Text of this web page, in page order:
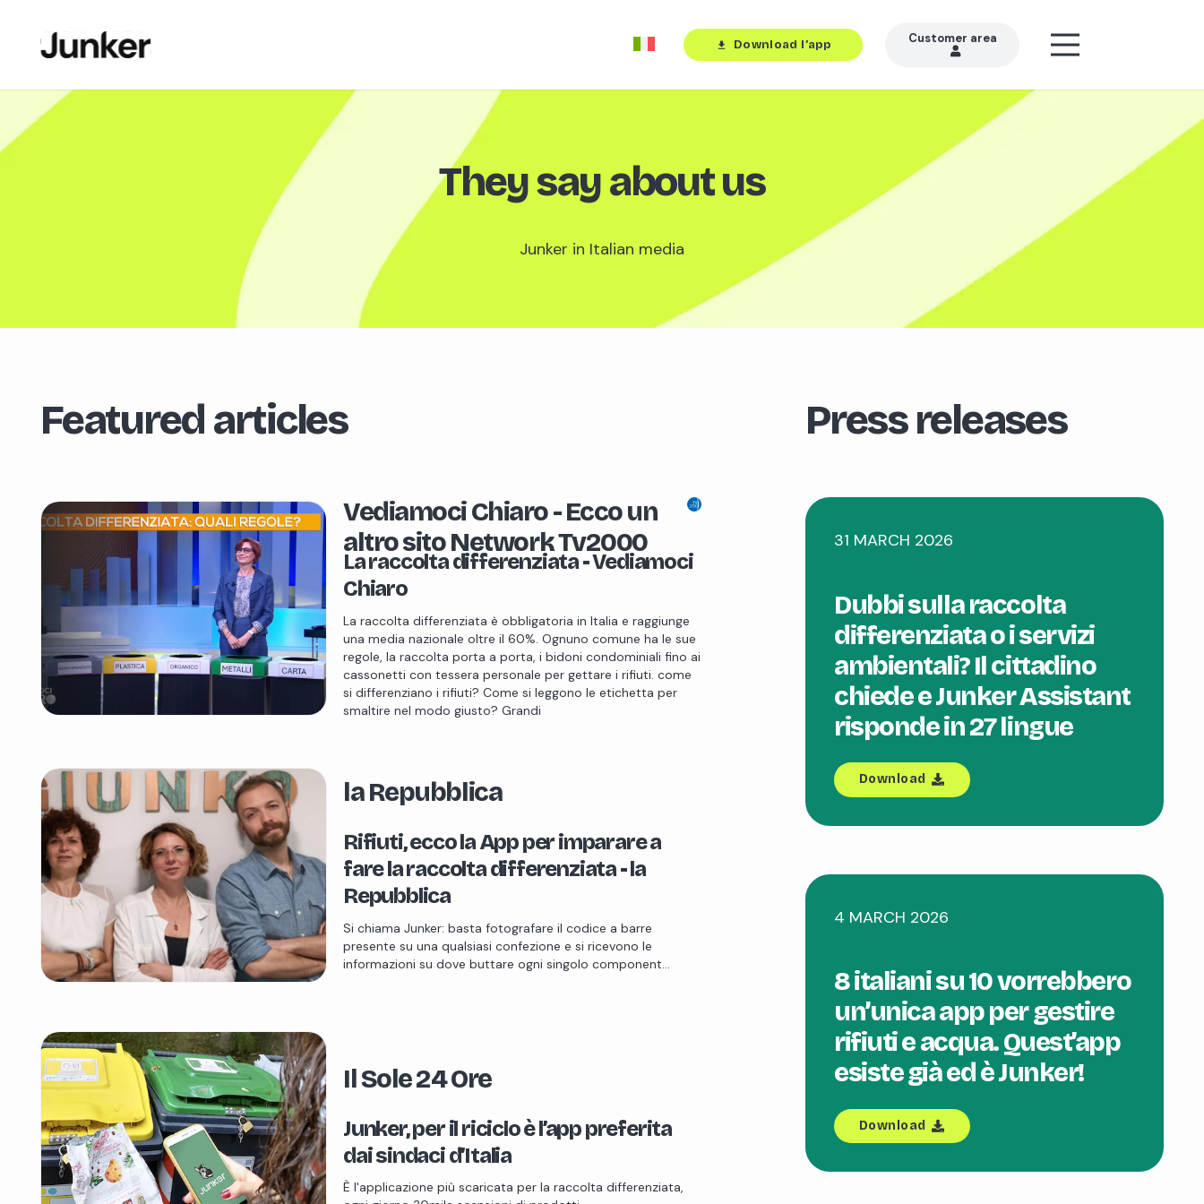
download Download l’app Customer area
They say about us
Junker in Italian media
Featured articles
Vediamoci Chiaro - Ecco un
altro sito Network Tv2000
La raccolta differenziata - Vediamoci
Chiaro
La raccolta differenziata è obbligatoria in Italia e raggiunge
una media nazionale oltre il 60%. Ognuno comune ha le sue
regole, la raccolta porta a porta, i bidoni condominiali fino ai
cassonetti con tessera personale per gettare i rifiuti. come
si differenziano i rifiuti? Come si leggono le etichetta per
smaltire nel modo giusto? Grandi
la Repubblica
Rifiuti, ecco la App per imparare a
fare la raccolta differenziata - la
Repubblica
Si chiama Junker: basta fotografare il codice a barre
presente su una qualsiasi confezione e si ricevono le
informazioni su dove buttare ogni singolo component…
Il Sole 24 Ore
Junker, per il riciclo è l’app preferita
dai sindaci d’Italia
È l'applicazione più scaricata per la raccolta differenziata,
Press releases
31 MARCH 2026
Dubbi sulla raccolta
differenziata o i servizi
ambientali? Il cittadino
chiede e Junker Assistant
risponde in 27 lingue
Download
4 MARCH 2026
8 italiani su 10 vorrebbero
un’unica app per gestire
rifiuti e acqua. Quest’app
esiste già ed è Junker!
Download